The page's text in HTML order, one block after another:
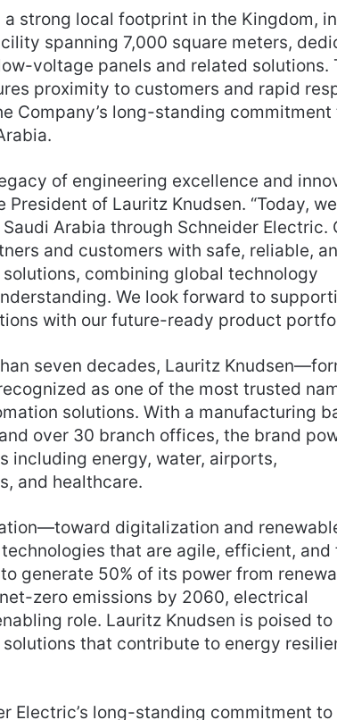
strong local footprint in the Kingdom,
spanning 7,000 square meters,
voltage panels and related solutions.
proximity to customers and rapid
Company’s long-standing commitment
of engineering excellence and
President of Lauritz Knudsen. “Today,
Arabia through Schneider Electric.
and customers with safe, reliable,
combining global technology
We look forward to
with our future-ready product
seven decades, Lauritz
as one of the most trusted
solutions. With a manufacturing
over 30 branch offices, the brand
including energy, water, airports,
and healthcare.
digitalization and
that are agile, efficient, and
generate 50% of its power from
zero emissions by 2060, electrical
role. Lauritz Knudsen is poised to
that contribute to energy
Electric’s long-standing commitment to